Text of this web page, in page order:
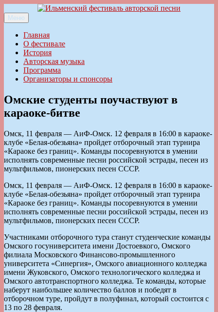
к
содержимому
Ильменский фестиваль авторской песни
Меню
Главная
О фестивале
История
Авторская музыка
Программа
Организаторы и спонсоры
Омские студенты поучаствуют в
караоке-битве
Омск, 11 февраля — АиФ-Омск. 12 февраля в 16:00 в караоке-
клубе «Белая-обезьяна» пройдет отборочный этап турнира
«Караоке без границ». Команды посоревнуются в умении
исполнять современные песни российской эстрады, песен из
мультфильмов, пионерских песен СССР.
Омск, 11 февраля — АиФ-Омск. 12 февраля в 16:00 в караоке-
клубе «Белая-обезьяна» пройдет отборочный этап турнира
«Караоке без границ». Команды посоревнуются в умении
исполнять современные песни российской эстрады, песен из
мультфильмов, пионерских песен СССР.
Участниками отборочного тура станут студенческие команды
Омского госуниверситета имени Достоевкого, Омского
филиала Московского Финансово-промышленного
университета «Синергия», Омского авиационного колледжа
имени Жуковского, Омского технологического колледжа и
Омского автотранспортного колледжа. Те команды, которые
наберут наибольшее количество баллов и победят в
отборочном туре, пройдут в полуфинал, который состоится с
13 по 28 февраля.